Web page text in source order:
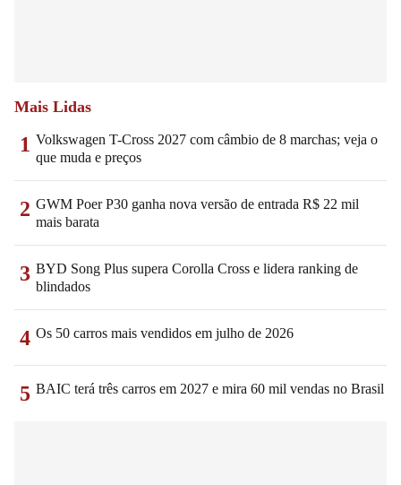
Mais Lidas
1 Volkswagen T-Cross 2027 com câmbio de 8 marchas; veja o
que muda e preços
2 GWM Poer P30 ganha nova versão de entrada R$ 22 mil
mais barata
3 BYD Song Plus supera Corolla Cross e lidera ranking de
blindados
4 Os 50 carros mais vendidos em julho de 2026
5 BAIC terá três carros em 2027 e mira 60 mil vendas no Brasil